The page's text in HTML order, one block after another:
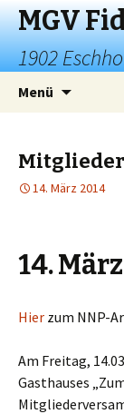
MGV
1902
Menü
14. März 2014
14. März
Hier zum NNP-
Am Freitag,
Gasthauses